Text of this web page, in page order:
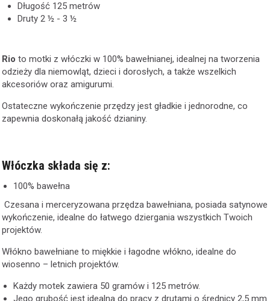
Długość 125 metrów
Druty 2 ½ - 3 ½
Rio to motki z włóczki w 100% bawełnianej, idealnej na tworzenia
odzieży dla niemowląt, dzieci i dorosłych, a także wszelkich
akcesoriów oraz amigurumi.
Ostateczne wykończenie przędzy jest gładkie i jednorodne, co
zapewnia doskonałą jakość dzianiny.
Włóczka składa się z:
100% bawełna
Czesana i merceryzowana przędza bawełniana, posiada satynowe
wykończenie, idealne do łatwego dziergania wszystkich Twoich
projektów.
Włókno bawełniane to miękkie i łagodne włókno, idealne do
wiosenno – letnich projektów.
Każdy motek zawiera 50 gramów i 125 metrów.
Jego grubość jest idealna do pracy z drutami o średnicy 2,5 mm